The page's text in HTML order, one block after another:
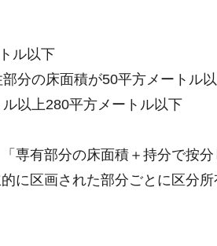
ル以下
分の床面積が50平方メートル
以上280平方メートル以下
専有部分の床面積＋持分で按分
に区画された部分ごとに区分